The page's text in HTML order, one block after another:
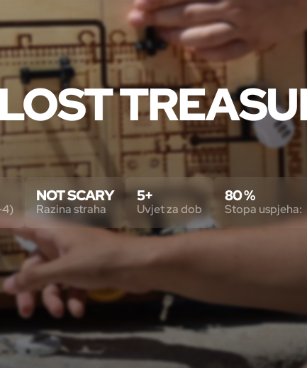
4)
NOT SCARY
Razina straha
5+
Uvjet za dob
80 %
Stopa uspjeha: